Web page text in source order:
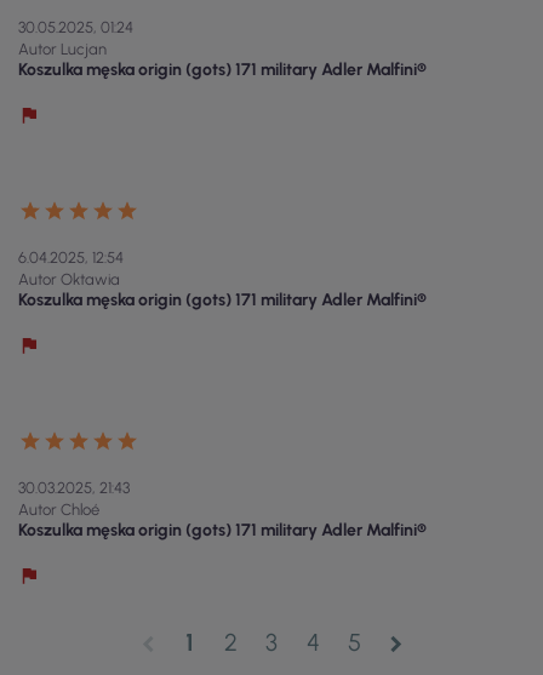
30.05.2025, 01:24
Autor Lucjan
Koszulka męska origin (gots) 171 military Adler Malfini®
6.04.2025, 12:54
Autor Oktawia
Koszulka męska origin (gots) 171 military Adler Malfini®
30.03.2025, 21:43
Autor Chloé
Koszulka męska origin (gots) 171 military Adler Malfini®
1 2 3 4 5 chevron_right